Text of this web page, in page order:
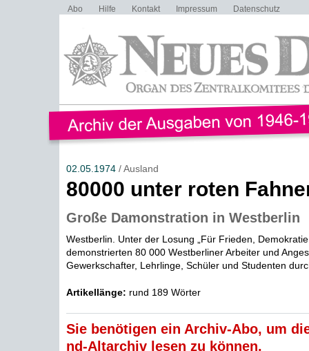
Abo Hilfe Kontakt Impressum Datenschutz
02.05.1974/ Ausland
80000 unter roten
Große Damonstration in Westberlin
Westberlin. Unter der Losung „Für Frieden,
demonstrierten 80 000 Westberliner Arbeiter und
Gewerkschafter, Lehrlinge, Schüler und Studenten
Artikellänge: rund 189 Wörter
Sie benötigen ein Archiv-Abo, um
nd-Altarchiv lesen zu können.